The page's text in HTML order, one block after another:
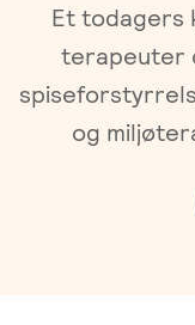
Gruppeterapi
Bergen
Kurs
Trykk
Om oss
Et todagers
terapeuter
og